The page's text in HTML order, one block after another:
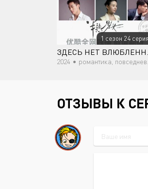
1 сезон 24 серия
2024 • романтика, повседневность
ОТЗЫВЫ К